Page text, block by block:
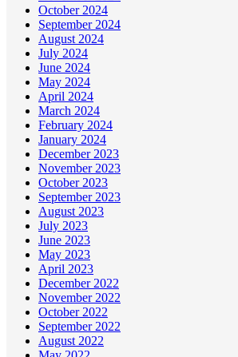
October 2024
September 2024
August 2024
July 2024
June 2024
May 2024
April 2024
March 2024
February 2024
January 2024
December 2023
November 2023
October 2023
September 2023
August 2023
July 2023
June 2023
May 2023
April 2023
December 2022
November 2022
October 2022
September 2022
August 2022